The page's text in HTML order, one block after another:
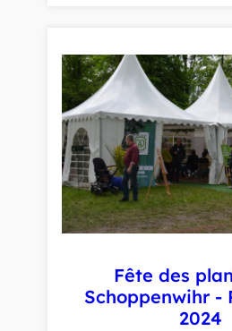
Fête des
Schoppenwihr -
2024